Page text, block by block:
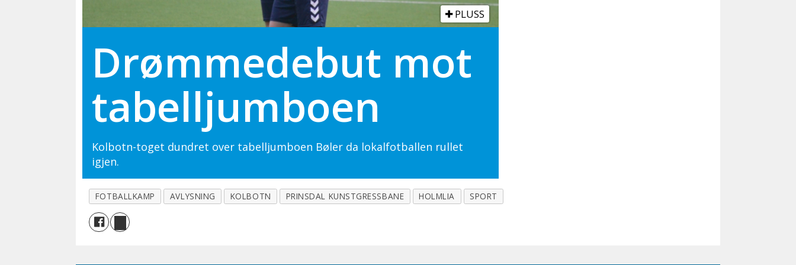
PLUSS
Drømmedebut mot
tabelljumboen
Kolbotn-toget dundret over tabelljumboen Bøler da lokalfotballen rullet
igjen.
FOTBALLKAMP AVLYSNING KOLBOTN PRINSDAL KUNSTGRESSBANE HOLMLIA SPORT